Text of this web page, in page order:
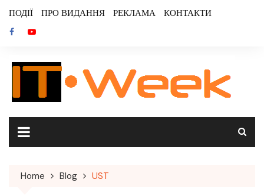
content
ПОДІЇ ПРО ВИДАННЯ РЕКЛАМА КОНТАКТИ
Home Blog UST